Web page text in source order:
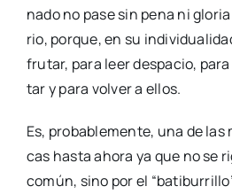
na­do no pase sin pena ni
rio, por­que, en su
fru­tar, para leer des­pa­cio,
tar y para vol­ver a ellos.
Es, pro­ba­ble­men­te, una de
cas has­ta aho­ra ya que no se
común, sino por el